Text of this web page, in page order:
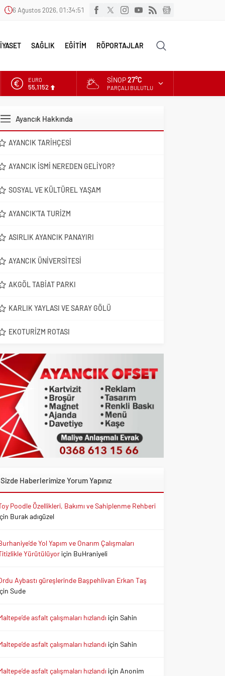
6 Ağustos 2026, 01:34:52
SAĞLIK EĞİTİM RÖPORTAJLAR
EURO
55,1152
DOLAR
SINOP27°C
PARÇALI BULUTLU
Ayancık Hakkında
AYANCIK TARIHÇESI
AYANCIK İSMI NEREDEN GELIYOR?
SOSYAL VE KÜLTÜREL YAŞAM
AYANCIK’TA TURIZM
ASIRLIK AYANCIK PANAYIRI
AYANCIK ÜNIVERSITESI
AKGÖL TABIAT PARKI
KARLIK YAYLASI VE SARAY GÖLÜ
EKOTURIZM ROTASI
Sizde Haberlerimize Yorum Yapınız
Poodle Özellikleri, Bakımı ve Sahiplenme Rehberi
Burak adıgüzel
Yol Yapım ve Onarım Çalışmaları
Yürütülüyoriçin BuHraniyeli
Aybastı güreşlerinde Başpehlivan Erkan Taş
Sude
asfalt çalışmaları hızlandı içinSahin
asfalt çalışmaları hızlandı içinSahin
asfalt çalışmaları hızlandı için Anonim